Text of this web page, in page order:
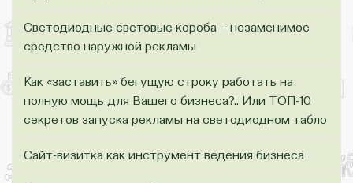
Светодиодные световые короба – незаменимое
средство наружной рекламы
Как «заставить» бегущую строку работать на
полную мощь для Вашего бизнеса?.. Или ТОП-10
секретов запуска рекламы на светодиодном табло
Сайт-визитка как инструмент ведения бизнеса